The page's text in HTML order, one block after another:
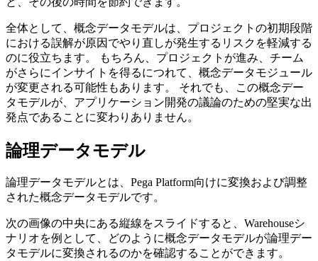
全体として、概念データモデルは、プロジェクトの初期段階
における誤解が原因でやり直しが発生するリスクを軽減する
のに役立ちます。 もちろん、プロジェクトが進み、チーム
がさらにインサイトを得るにつれて、概念データモジュール
が変更される可能性もあります。 それでも、この概念デー
タモデルが、アプリケーション開発の議論のための堅実な出
発点であることに変わりありません。
論理データモデル
論理データモデルとは、Pega Platform向けに変換および調整
された概念データモデルです。
次の画像の中央にある縦線をスライドすると、Warehouseシ
ナリオを例として、どのように概念データモデルが論理デー
タモデルに変換されるのかを確認することができます。